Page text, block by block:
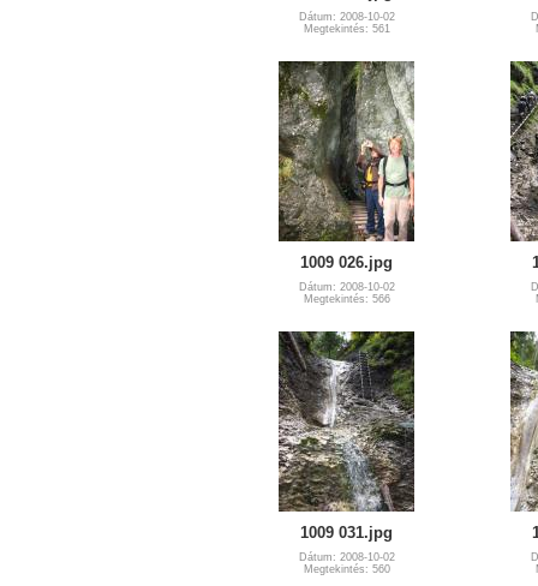
Dátum: 2008-10-02
Megtekintés: 561
1009 026.jpg
Dátum: 2008-10-02
Megtekintés: 566
1009 031.jpg
Dátum: 2008-10-02
Megtekintés: 560